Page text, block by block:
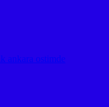
ankara ostimde